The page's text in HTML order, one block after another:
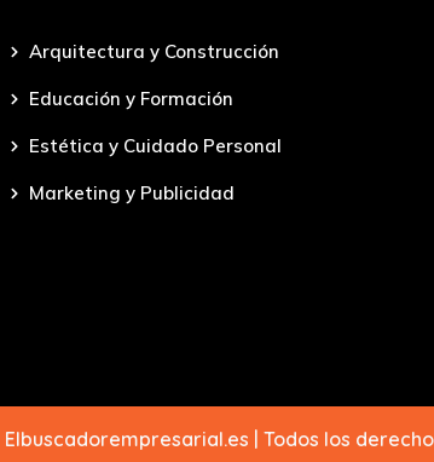
Arquitectura y Construcción
Educación y Formación
Estética y Cuidado Personal
Marketing y Publicidad
| Todos los